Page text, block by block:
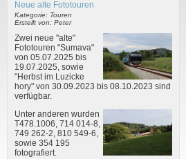
Neue alte Fototouren
Kategorie: Touren
Erstellt von: Peter
Zwei neue "alte"
Fototouren "Sumava"
von 05.07.2025 bis
19.07.2025, sowie
"Herbst im Luzicke
hory" von 30.09.2023 bis 08.10.2023 sind
verfügbar.
Unter anderen wurden
T478.1006, 714 014-8,
749 262-2, 810 549-6,
sowie 354 195
fotografiert.